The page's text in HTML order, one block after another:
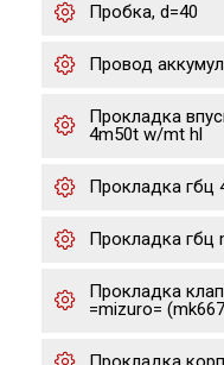
Пробка, d=40
Провод
Прокладка
4m50t w/mt hl
Прокладка гбц
Прокладка гбц
Прокладка
=mizuro=